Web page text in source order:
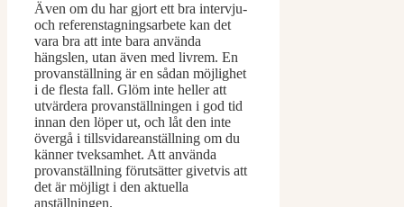
Även om du har gjort ett bra intervju-
och referenstagningsarbete kan det
vara bra att inte bara använda
hängslen, utan även med livrem. En
provanställning är en sådan möjlighet
i de flesta fall. Glöm inte heller att
utvärdera provanställningen i god tid
innan den löper ut, och låt den inte
övergå i tillsvidareanställning om du
känner tveksamhet. Att använda
provanställning förutsätter givetvis att
det är möjligt i den aktuella
anställningen.